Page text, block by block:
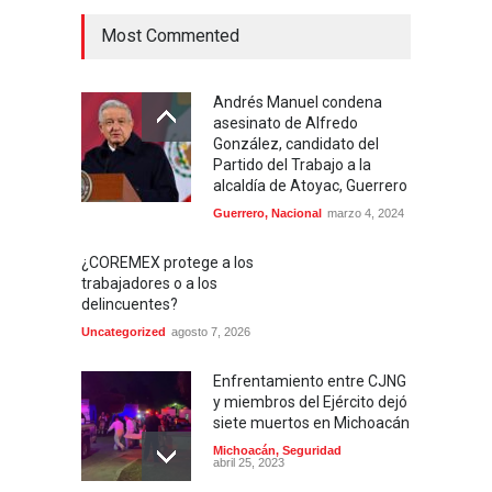
Most Commented
Andrés Manuel condena
asesinato de Alfredo
González, candidato del
Partido del Trabajo a la
alcaldía de Atoyac, Guerrero
Guerrero, Nacional marzo 4, 2024
¿COREMEX protege a los
trabajadores o a los
delincuentes?
Uncategorized agosto 7, 2026
Enfrentamiento entre CJNG
y miembros del Ejército dejó
siete muertos en Michoacán
Michoacán, Seguridad
abril 25, 2023